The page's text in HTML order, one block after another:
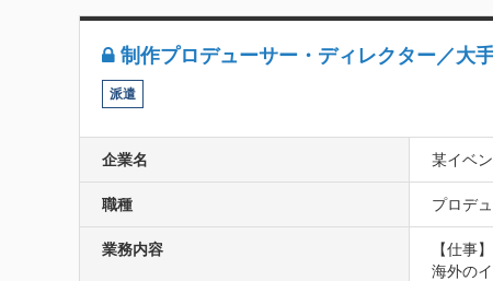
制作プロデューサー・ディレクター／大
派遣
企業名 某イベ
職種 プロデ
業務内容
【仕事】
海外の